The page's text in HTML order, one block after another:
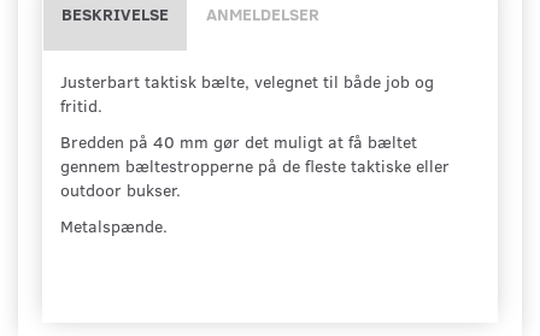
BESKRIVELSE ANMELDELSER
Justerbart taktisk bælte, velegnet til både job og
fritid.
Bredden på 40 mm gør det muligt at få bæltet
gennem bæltestropperne på de fleste taktiske eller
outdoor bukser.
Metalspænde.